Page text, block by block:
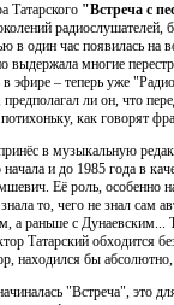
Татарского "Встреча с
радиослушателей,
в один час появилась на
выдержала многие
в эфире – теперь уже
ли он, что
как говорят
в музыкальную
и до 1985 года в
Её роль, особенно
то, чего не знал сам
а раньше с Дунаевским...
Татарский обходится
находился бы
"Встреча", это